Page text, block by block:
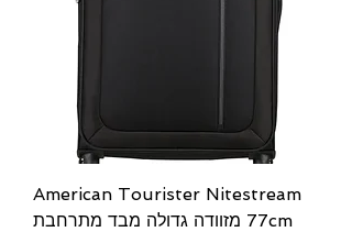
American Tourister Nitestream
77cm מזוודה גדולה מבד מתרחבת